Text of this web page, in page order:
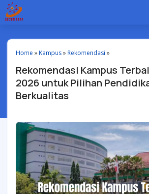
Home »Kampus»Rekomendasi »
Rekomendasi Kampus
2026 untuk Pilihan
Berkualitas